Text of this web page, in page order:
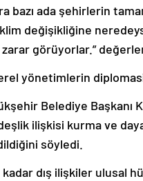
bazı ada şehirlerin
değişikliğine
zarar görüyorlar.”
yönetimlerin
Belediye Başkanı
ilişkisi kurma ve
söyledi.
kadar dış ilişkiler